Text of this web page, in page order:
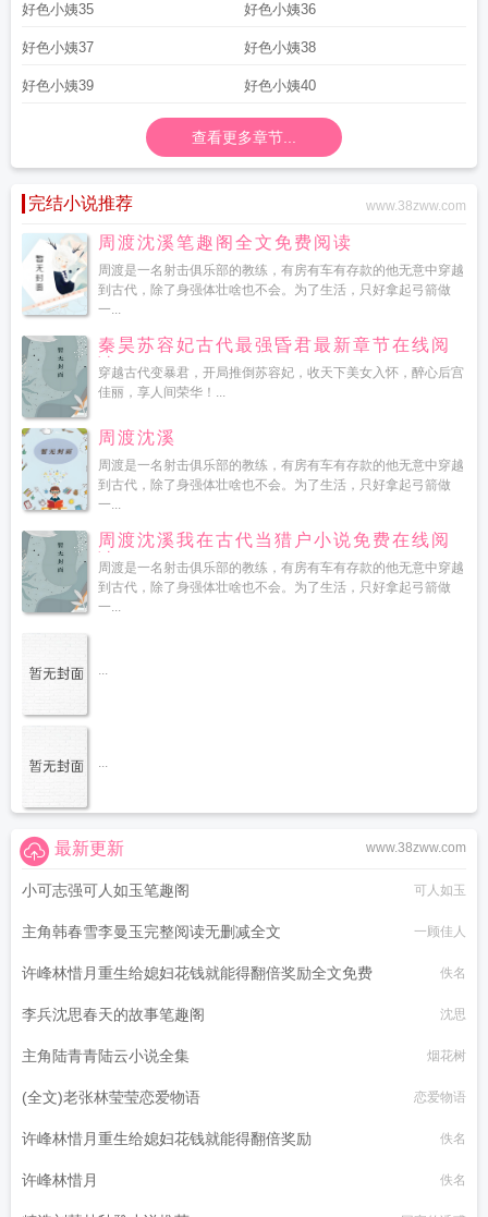
好色小姨35 好色小姨36
好色小姨37 好色小姨38
好色小姨39 好色小姨40
查看更多章节...
完结小说推荐 www.38zww.com
周渡沈溪笔趣阁全文免费阅读
周渡是一名射击俱乐部的教练，有房有车有存款的他无意中穿越
到古代，除了身强体壮啥也不会。为了生活，只好拿起弓箭做
一...
秦昊苏容妃古代最强昏君最新章节在线阅
读
穿越古代变暴君，开局推倒苏容妃，收天下美女入怀，醉心后宫
佳丽，享人间荣华！...
周渡沈溪
周渡是一名射击俱乐部的教练，有房有车有存款的他无意中穿越
到古代，除了身强体壮啥也不会。为了生活，只好拿起弓箭做
一...
周渡沈溪我在古代当猎户小说免费在线阅
读
周渡是一名射击俱乐部的教练，有房有车有存款的他无意中穿越
到古代，除了身强体壮啥也不会。为了生活，只好拿起弓箭做
一...
...
...
www.38zww.com
最新更新
小可志强可人如玉笔趣阁 可人如玉
主角韩春雪李曼玉完整阅读无删减全文 一顾佳人
许峰林惜月重生给媳妇花钱就能得翻倍奖励全文免费 佚名
李兵沈思春天的故事笔趣阁 沈思
主角陆青青陆云小说全集 烟花树
(全文)老张林莹莹恋爱物语 恋爱物语
许峰林惜月重生给媳妇花钱就能得翻倍奖励 佚名
许峰林惜月 佚名